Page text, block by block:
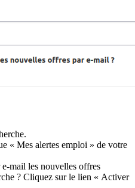
« Mes alertes emploi » de votre
mail les nouvelles offres
? Cliquez sur le lien « Activer